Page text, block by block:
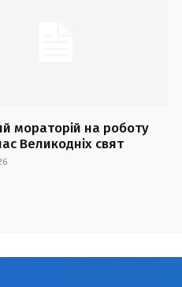
мораторій на роботу
Великодніх свят